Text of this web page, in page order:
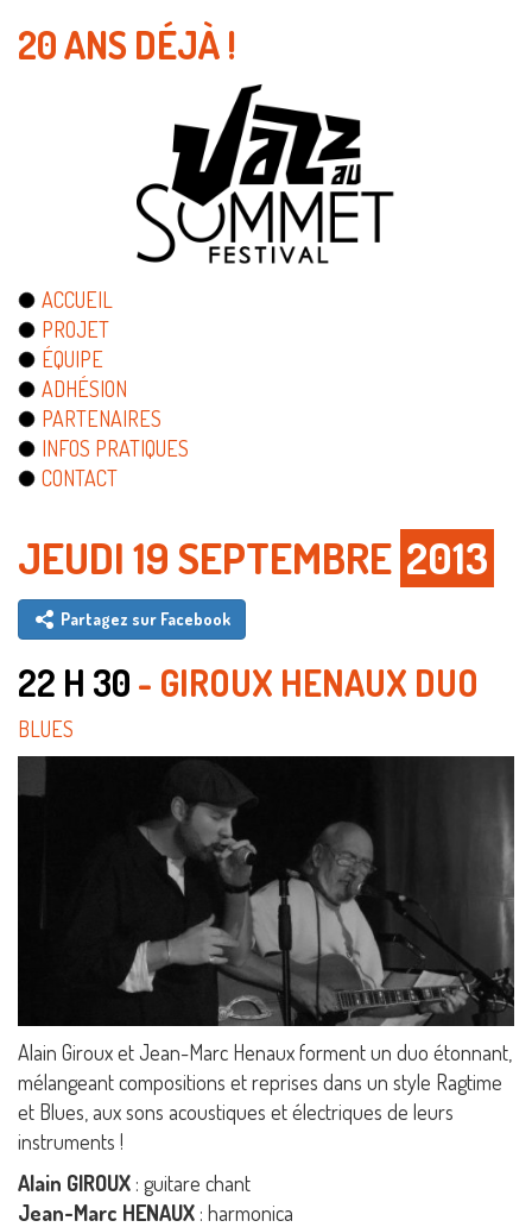
20 ANS DÉJÀ !
ACCUEIL
PROJET
ÉQUIPE
ADHÉSION
PARTENAIRES
INFOS PRATIQUES
CONTACT
JEUDI 19 SEPTEMBRE 2013
Partagez sur Facebook
22 H 30 - GIROUX HENAUX DUO
BLUES
Alain Giroux et Jean-Marc Henaux forment un duo étonnant,
mélangeant compositions et reprises dans un style Ragtime
et Blues, aux sons acoustiques et électriques de leurs
instruments !
Alain GIROUX : guitare chant
Jean-Marc HENAUX : harmonica